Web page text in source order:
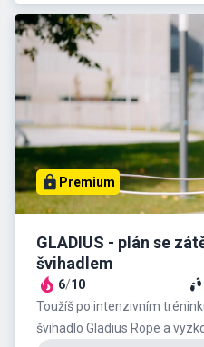
Premium
GLADIUS - plán se
švihadlem
6/10
Toužíš po intenzivním
švihadlo Gladius Rope a